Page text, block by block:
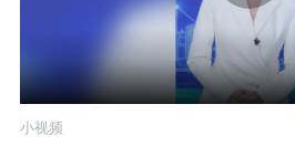
小视频